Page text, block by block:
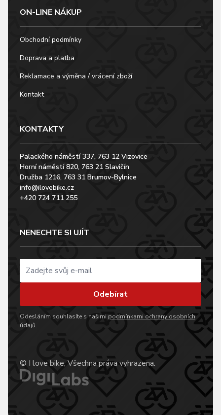
ON-LINE NÁKUP
Obchodní podmínky
Doprava a platba
Reklamace a výměna / vrácení zboží
Kontakt
KONTAKTY
Palackého náměstí 337, 763 12 Vizovice
Horní náměstí 820, 763 21 Slavičín
Družba 1216, 763 31 Brumov-Bylnice
info@ilovebike.cz
+420 724 711 255
NENECHTE SI UJÍT
Odebírat
Odesláním souhlasíte s našimi podmínkami ochrany osobních
údajů.
© I love bike, Všechna práva vyhrazena.